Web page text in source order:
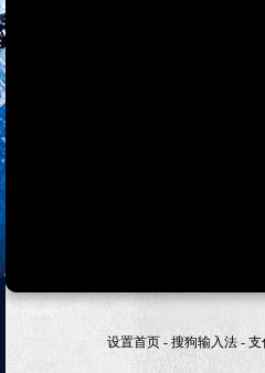
设置首页- 搜狗输入法- 支